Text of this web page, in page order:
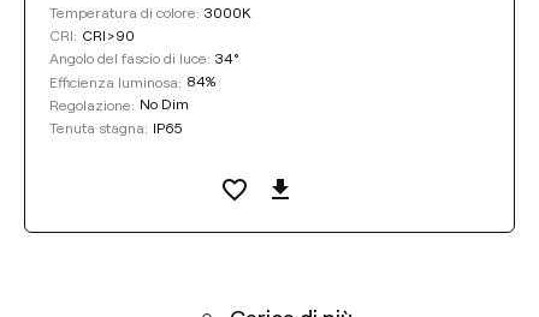
Temperatura di colore: 3000K
CRI: CRI>90
Angolo del fascio di luce: 34°
Efficienza luminosa: 84%
Regolazione: No Dim
Tenuta stagna: IP65